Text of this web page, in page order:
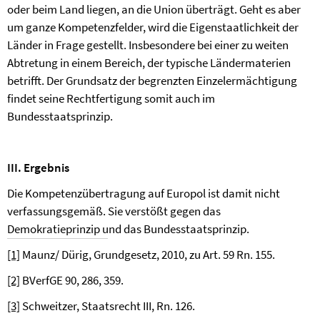
oder beim Land liegen, an die Union überträgt. Geht es aber
um ganze Kompetenzfelder, wird die Eigenstaatlichkeit der
Länder in Frage gestellt. Insbesondere bei einer zu weiten
Abtretung in einem Bereich, der typische Ländermaterien
betrifft. Der Grundsatz der begrenzten Einzelermächtigung
findet seine Rechtfertigung somit auch im
Bundesstaatsprinzip.
III. Ergebnis
Die Kompetenzübertragung auf Europol ist damit nicht
verfassungsgemäß. Sie verstößt gegen das
Demokratieprinzip und das Bundesstaatsprinzip.
[1] Maunz/ Dürig,Grundgesetz, 2010, zu Art. 59 Rn. 155.
[2] BVerfGE 90, 286, 359.
[3] Schweitzer, Staatsrecht III, Rn. 126.